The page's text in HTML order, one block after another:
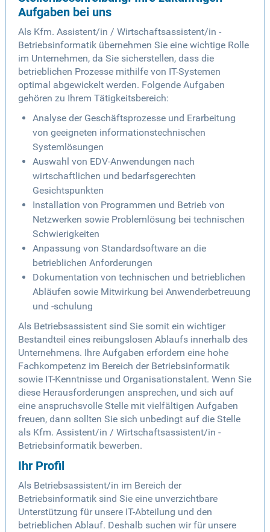
Aufgaben bei uns
Als Kfm. Assistent/in / Wirtschaftsassistent/in -
Betriebsinformatik übernehmen Sie eine wichtige Rolle
im Unternehmen, da Sie sicherstellen, dass die
betrieblichen Prozesse mithilfe von IT-Systemen
optimal abgewickelt werden. Folgende Aufgaben
gehören zu Ihrem Tätigkeitsbereich:
Analyse der Geschäftsprozesse und Erarbeitung
von geeigneten informationstechnischen
Systemlösungen
Auswahl von EDV-Anwendungen nach
wirtschaftlichen und bedarfsgerechten
Gesichtspunkten
Installation von Programmen und Betrieb von
Netzwerken sowie Problemlösung bei technischen
Schwierigkeiten
Anpassung von Standardsoftware an die
betrieblichen Anforderungen
Dokumentation von technischen und betrieblichen
Abläufen sowie Mitwirkung bei Anwenderbetreuung
und -schulung
Als Betriebsassistent sind Sie somit ein wichtiger
Bestandteil eines reibungslosen Ablaufs innerhalb des
Unternehmens. Ihre Aufgaben erfordern eine hohe
Fachkompetenz im Bereich der Betriebsinformatik
sowie IT-Kenntnisse und Organisationstalent. Wenn Sie
diese Herausforderungen ansprechen, und sich auf
eine anspruchsvolle Stelle mit vielfältigen Aufgaben
freuen, dann sollten Sie sich unbedingt auf die Stelle
als Kfm. Assistent/in / Wirtschaftsassistent/in -
Betriebsinformatik bewerben.
Ihr Profil
Als Betriebsassistent/in im Bereich der
Betriebsinformatik sind Sie eine unverzichtbare
Unterstützung für unsere IT-Abteilung und den
betrieblichen Ablauf. Deshalb suchen wir für unsere